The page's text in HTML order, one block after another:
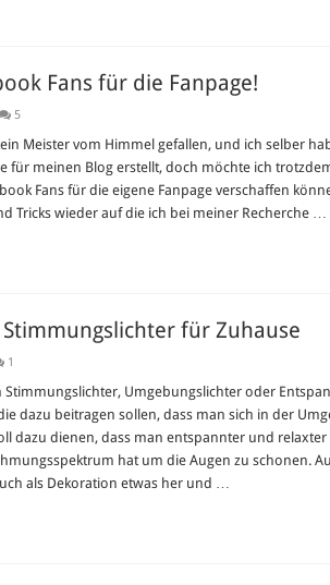
Fans für die Fanpage!
5
Meister vom Himmel gefallen, und ich selber
für meinen Blog erstellt, doch möchte ich
Fans für die eigene Fanpage verschaffen
Tricks wieder auf die ich bei meiner Recherche …
für Zuhause
1
Stimmungslichter, Umgebungslichter oder
dazu beitragen sollen, dass man sich in der
dazu dienen, dass man entspannter und
hat um die Augen zu schonen.
als Dekoration etwas her und …